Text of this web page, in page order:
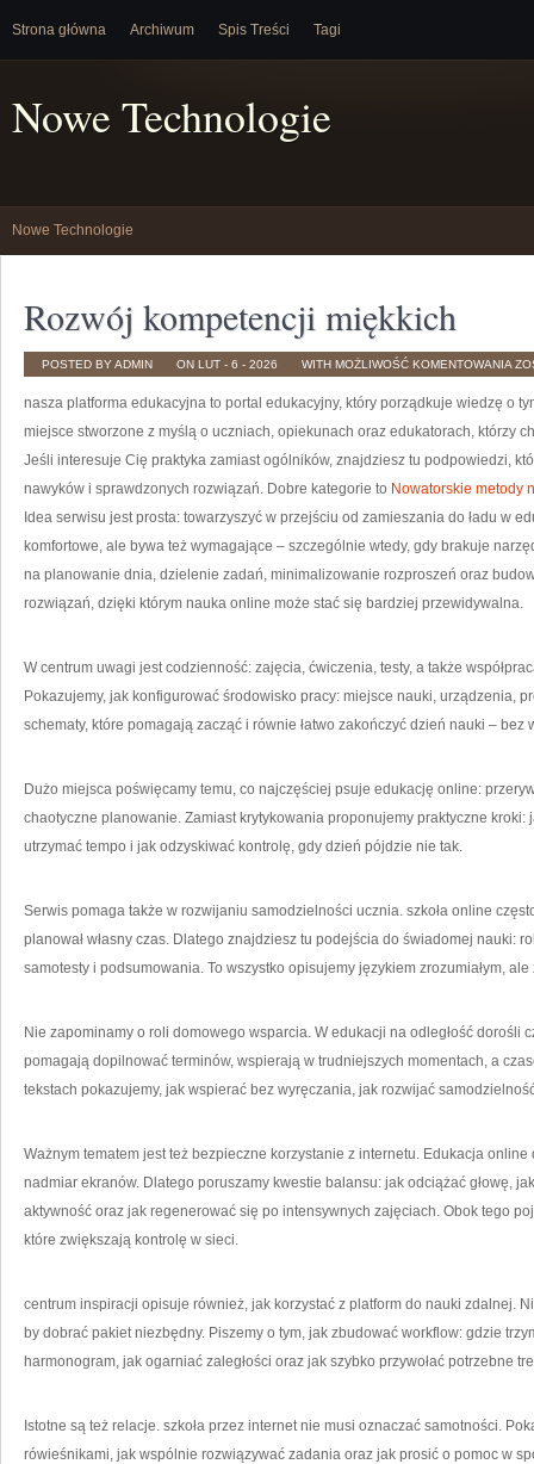
Strona główna Archiwum Spis Treści Tagi
Nowe Technologie
Nowe Technologie
Rozwój kompetencji miękkich
POSTED BY ADMIN ON LUT - 6 - 2026 WITH MOŻLIWOŚĆ KOMENTOWANIA
nasza platforma edukacyjna to portal edukacyjny, który porządkuje wiedzę o
miejsce stworzone z myślą o uczniach, opiekunach oraz edukatorach, którzy
Jeśli interesuje Cię praktyka zamiast ogólników, znajdziesz tu podpowiedzi,
nawyków i sprawdzonych rozwiązań. Dobre kategorie to Nowatorskie metody
Idea serwisu jest prosta: towarzyszyć w przejściu od zamieszania do ładu w
komfortowe, ale bywa też wymagające – szczególnie wtedy, gdy brakuje
na planowanie dnia, dzielenie zadań, minimalizowanie rozproszeń oraz
rozwiązań, dzięki którym nauka online może stać się bardziej przewidywalna.
W centrum uwagi jest codzienność: zajęcia, ćwiczenia, testy, a także
Pokazujemy, jak konfigurować środowisko pracy: miejsce nauki, urządzenia,
schematy, które pomagają zacząć i równie łatwo zakończyć dzień nauki – bez
Dużo miejsca poświęcamy temu, co najczęściej psuje edukację online:
chaotyczne planowanie. Zamiast krytykowania proponujemy praktyczne kroki:
utrzymać tempo i jak odzyskiwać kontrolę, gdy dzień pójdzie nie tak.
Serwis pomaga także w rozwijaniu samodzielności ucznia. szkoła online
planował własny czas. Dlatego znajdziesz tu podejścia do świadomej nauki:
samotesty i podsumowania. To wszystko opisujemy językiem zrozumiałym,
Nie zapominamy o roli domowego wsparcia. W edukacji na odległość dorośli
pomagają dopilnować terminów, wspierają w trudniejszych momentach, a
tekstach pokazujemy, jak wspierać bez wyręczania, jak rozwijać
Ważnym tematem jest też bezpieczne korzystanie z internetu. Edukacja
nadmiar ekranów. Dlatego poruszamy kwestie balansu: jak odciążać głowę,
aktywność oraz jak regenerować się po intensywnych zajęciach. Obok tego
które zwiększają kontrolę w sieci.
centrum inspiracji opisuje również, jak korzystać z platform do nauki zdalnej.
by dobrać pakiet niezbędny. Piszemy o tym, jak zbudować workflow: gdzie
harmonogram, jak ogarniać zaległości oraz jak szybko przywołać potrzebne
Istotne są też relacje. szkoła przez internet nie musi oznaczać samotności.
rówieśnikami, jak wspólnie rozwiązywać zadania oraz jak prosić o pomoc w